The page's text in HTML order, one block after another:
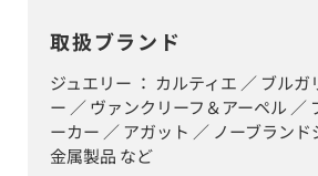
取扱ブランド
ジュエリー ： カルティエ ／ ブルガ
ー ／ ヴァンクリーフ＆アーペル ／
ーカー ／ アガット ／ ノーブランド
金属製品 など